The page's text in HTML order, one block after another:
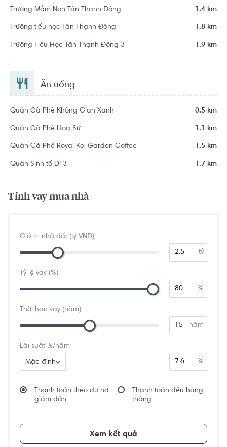
Trường Mầm Non Tân Thạnh Đông 1.4 km
Trường tiểu học Tân Thạnh Đông 1.8 km
Trường Tiểu Học Tân Thạnh Đông 3 1.9 km
Ăn uống
Quán Cà Phê Không Gian Xanh 0.5 km
Quán Cà Phê Hoa Sứ 1.1 km
Quán Cà Phê Royal Koi Garden Coffee 1.5 km
Quán Sinh tố Dì 3 1.7 km
Tính vay mua nhà
Giá trị nhà đất (tỷ VNĐ)
tỷ
Tỷ lệ vay (%)
%
Thời hạn vay (năm)
năm
Lãi suất %/năm
Mặc định %
Thanh toán theo dư nợ
giảm dần
Thanh toán đều hàng
tháng
Xem kết quả